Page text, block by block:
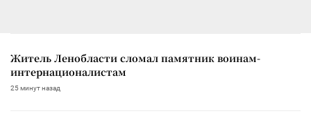
Житель Ленобласти сломал памятник воинам-
интернационалистам
25 минут назад